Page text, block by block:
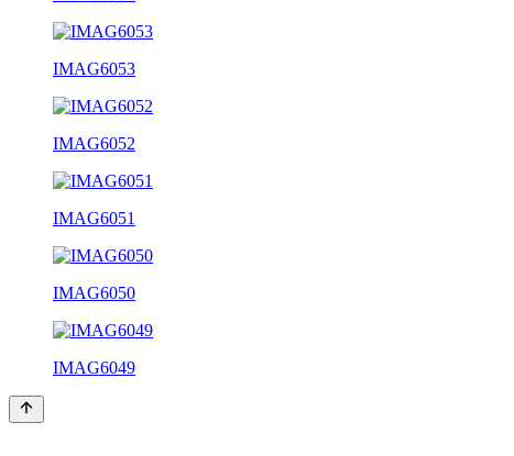
IMAG6053
IMAG6052
IMAG6051
IMAG6050
IMAG6049